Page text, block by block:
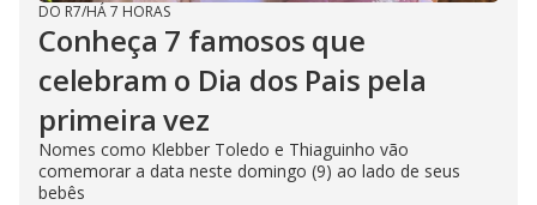
DO R7/HÁ 7 HORAS
Conheça 7 famosos que
celebram o Dia dos Pais pela
primeira vez
Nomes como Klebber Toledo e Thiaguinho vão
comemorar a data neste domingo (9) ao lado de seus
bebês